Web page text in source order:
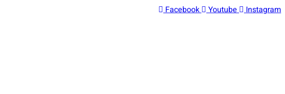
דלג
Facebook Youtube Instagram